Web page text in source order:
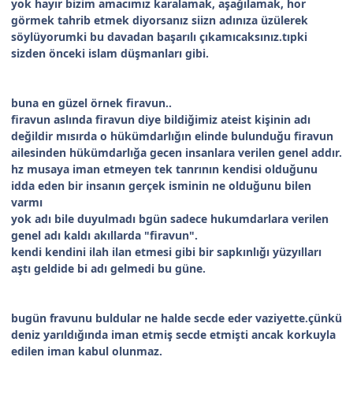
yok hayır bizim amacımız karalamak, aşağılamak, hor
görmek tahrib etmek diyorsanız siizn adınıza üzülerek
söylüyorumki bu davadan başarılı çıkamıcaksınız.tıpki
sizden önceki islam düşmanları gibi.
buna en güzel örnek firavun..
firavun aslında firavun diye bildiğimiz ateist kişinin adı
değildir mısırda o hükümdarlığın elinde bulunduğu firavun
ailesinden hükümdarlığa gecen insanlara verilen genel addır.
hz musaya iman etmeyen tek tanrının kendisi olduğunu
idda eden bir insanın gerçek isminin ne olduğunu bilen
varmı
yok adı bile duyulmadı bgün sadece hukumdarlara verilen
genel adı kaldı akıllarda "firavun".
kendi kendini ilah ilan etmesi gibi bir sapkınlığı yüzyılları
aştı geldide bi adı gelmedi bu güne.
bugün fravunu buldular ne halde secde eder vaziyette.çünkü
deniz yarıldığında iman etmiş secde etmişti ancak korkuyla
edilen iman kabul olunmaz.